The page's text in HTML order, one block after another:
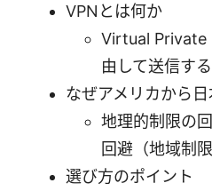
VPNとは何か
Virtual Private
由して送信す
なぜアメリカから
地理的制限の
回避（地域制
選び方のポイント